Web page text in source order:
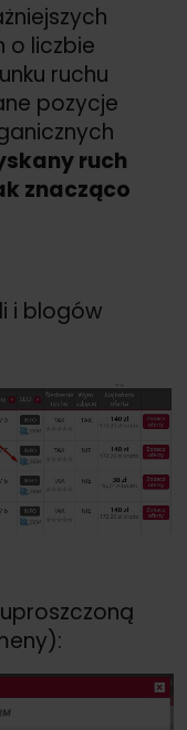
o liczbie
ruchu
pozycje
ruch
znacząco
i blogów